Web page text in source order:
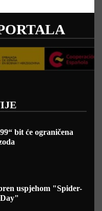
bit će ograničena
uspjehom "Spider-